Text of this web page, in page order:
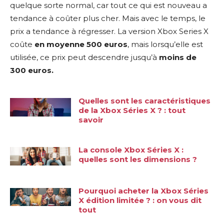
quelque sorte normal, car tout ce qui est nouveau a
tendance à coûter plus cher. Mais avec le temps, le
prix a tendance à régresser. La version Xbox Series X
coûte en moyenne 500 euros, mais lorsqu’elle est
utilisée, ce prix peut descendre jusqu’à moins de
300 euros.
Quelles sont les caractéristiques
de la Xbox Séries X ? : tout
savoir
La console Xbox Séries X :
quelles sont les dimensions ?
Pourquoi acheter la Xbox Séries
X édition limitée ? : on vous dit
tout